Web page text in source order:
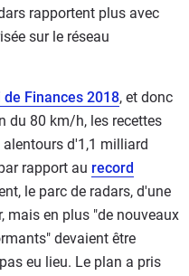
rapportent plus avec
sur le réseau
Finances 2018, et donc
du 80 km/h, les recettes
d'1,1 milliard
rapport au record
le parc de radars, d'une
mais en plus "de nouveaux
devaient être
eu lieu. Le plan a pris